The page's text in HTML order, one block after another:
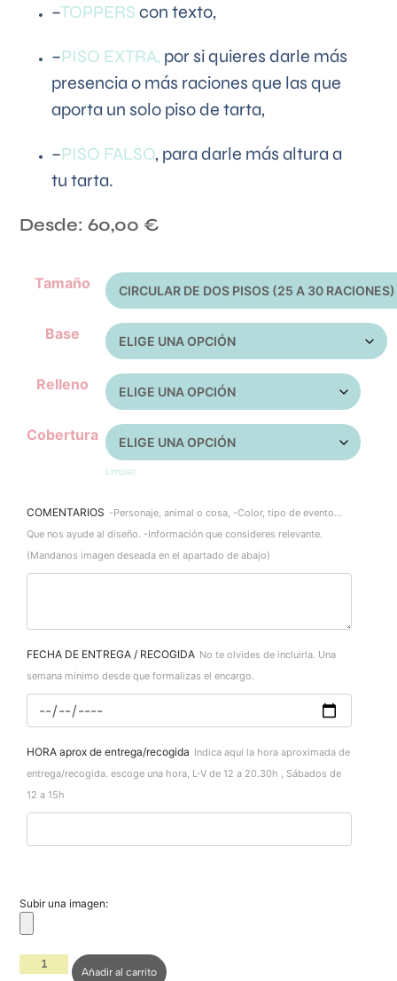
–TOPPERScon texto,
–PISO EXTRA, por si quieres darle más
presencia o más raciones que las que
aporta un solo piso de tarta,
–PISO FALSO, para darle más altura a
tu tarta.
Desde:60,00 €
Tamaño
Base
Relleno
Cobertura
Limpiar
COMENTARIOS -Personaje, animal o cosa, -Color, tipo de evento...
Que nos ayude al diseño. -Información que consideres relevante.
(Mandanos imagen deseada en el apartado de abajo)
FECHA DE ENTREGA / RECOGIDA No te olvides de incluirla. Una
semana mínimo desde que formalizas el encargo.
HORA aprox de entrega/recogida Indica aquí la hora aproximada de
entrega/recogida. escoge una hora, L-V de 12 a 20.30h , Sábados de
12 a 15h
Subir una imagen:
Añadir al carrito